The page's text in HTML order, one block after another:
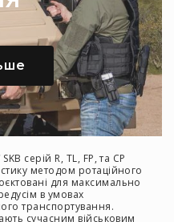
серій R, TL, FP, та CP
методом ротаційного
для максимально
в умовах
транспортування.
сучасним військовим